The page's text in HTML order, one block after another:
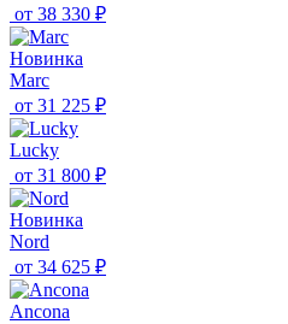
от 38 330 ₽
Новинка
Marc
от 31 225 ₽
Lucky
от 31 800 ₽
Новинка
Nord
от 34 625 ₽
Ancona